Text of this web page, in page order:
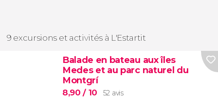
9 excursions et activités à L'Estartit
Balade en bateau aux îles
Medes et au parc naturel du
Montgrí
8,90/ 10 52 avis